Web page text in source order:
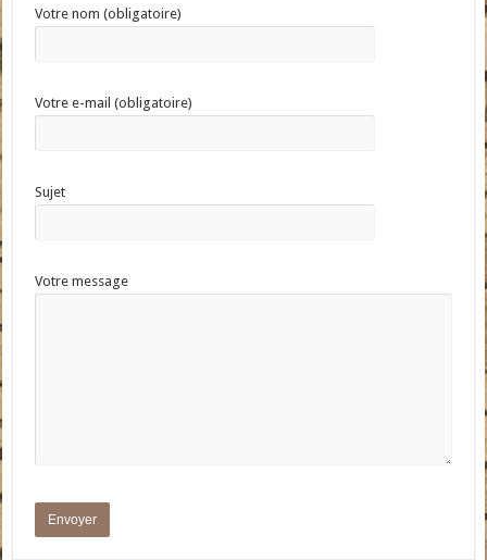
Votre nom (obligatoire)
Votre e-mail (obligatoire)
Sujet
Votre message